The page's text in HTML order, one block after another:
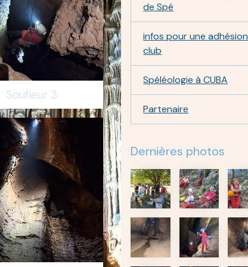
Soufleur 3
de Spé
infos pour une adhésion
club
Spéléologie à CUBA
Partenaire
Dernières photos